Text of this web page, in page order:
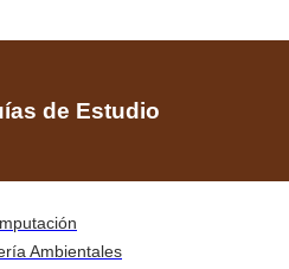
de Estudio
Ambientales